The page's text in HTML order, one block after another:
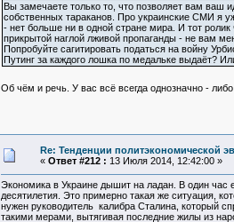
Вы замечаете только то, что позволяет вам ваш
собственных тараканов. Про украинские СМИ я
- нет больше ни в одной стране мира. И тот
прикрытой наглой лживой пропаганды - не вам
Попробуйте сагитировать податься на войну
Путинг за каждого лошка по медальке выдаёт?
Об чём и речь. У вас всё всегда однозначно -
Re: Тенденции политэкономической
« Ответ #212 : 13 Июля 2014, 12:42:00 »
Экономика в Украине дышит на ладан. В один час
десятилетия. Это примерно такая же ситуация,
нужен руководитель калибра Сталина, который
такими мерами, вытягивая последние жилы из